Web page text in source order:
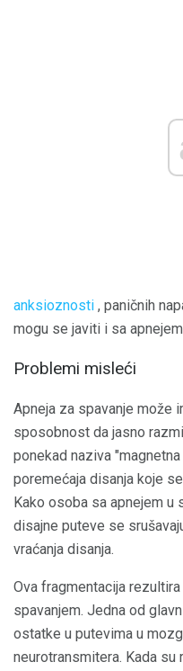
anksioznosti , paničnih
mogu se javiti i sa
Problemi misleći
Apneja za spavanje može
sposobnost da jasno
ponekad naziva
poremećaja disanja koje
Kako osoba sa apnejem u
disajne puteve se
vraćanja disanja.
Ova fragmentacija
spavanjem. Jedna od
ostatke u putevima u
neurotransmitera. Kada su